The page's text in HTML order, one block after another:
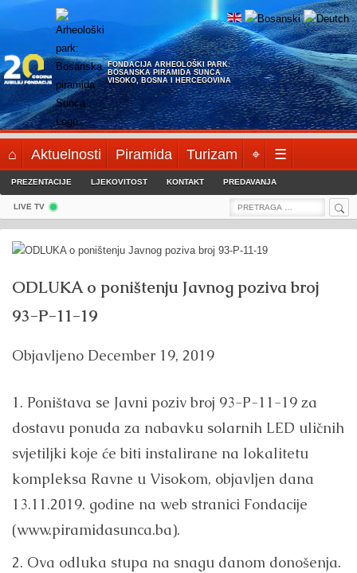
FONDACIJA ARHEOLOŠKI PARK:
BOSANSKA PIRAMIDA SUNCA
VISOKO, BOSNA I HERCEGOVINA
⌂ Aktuelnosti Piramida Turizam ⌖ ☰
PREZENTACIJE LJEKOVITOST KONTAKT PREDAVANJA
LIVE TV
Search
ODLUKA o poništenju Javnog poziva broj
93-P-11-19
Objavljeno December 19, 2019
1. Poništava se Javni poziv broj 93-P-11-19 za
dostavu ponuda za nabavku solarnih LED uličnih
svjetiljki koje će biti instalirane na lokalitetu
kompleksa Ravne u Visokom, objavljen dana
13.11.2019. godine na web stranici Fondacije
(www.piramidasunca.ba).
2. Ova odluka stupa na snagu danom donošenja.